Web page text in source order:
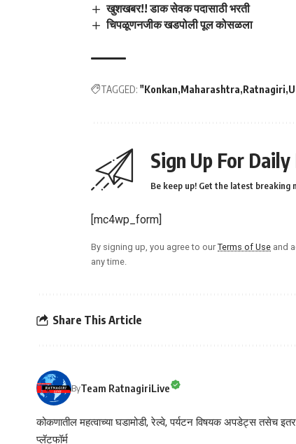
खुशखबर!! डाक सेवक पदासाठी भरती
चिपळूणनजीक खडपोली पूल कोसळला
TAGGED: "Konkan Maharashtra Ratnagiri
Sign Up For
Be keep up! Get the latest
[mc4wp_form]
By signing up, you agree to our Terms of Use and
any time.
Share This Article
ByTeam RatnagiriLive
कोकणातील महत्वाच्या घडामोडी, रेल्वे, पर्यटन विषयक अपडेट्स तसेच
प्लॅटफॉर्म